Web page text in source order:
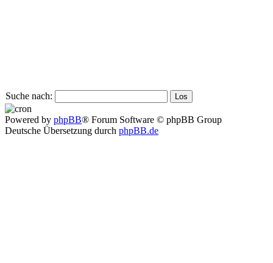
Suche nach:
Powered by phpBB® Forum Software © phpBB Group
Deutsche Übersetzung durch phpBB.de